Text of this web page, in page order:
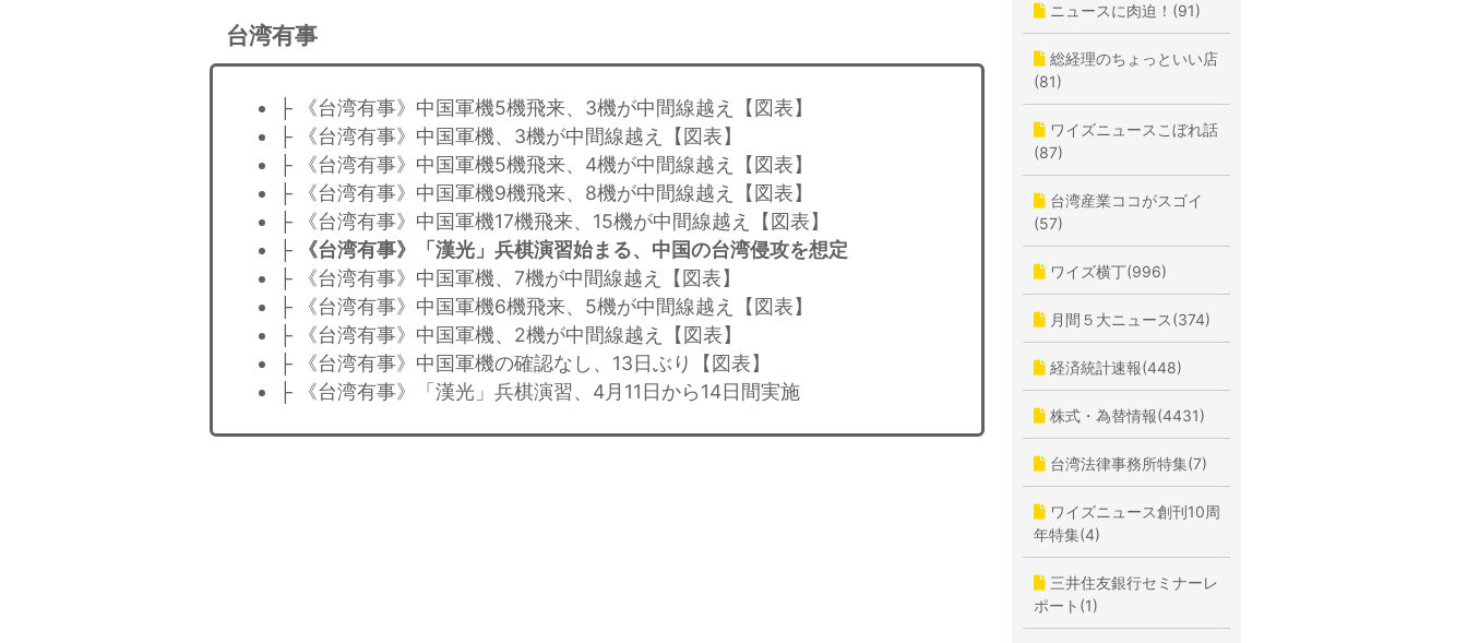
台湾有事
├ 《台湾有事》中国軍機5機飛来、3機が中間線越え【図表】
├ 《台湾有事》中国軍機、3機が中間線越え【図表】
├ 《台湾有事》中国軍機5機飛来、4機が中間線越え【図表】
├ 《台湾有事》中国軍機9機飛来、8機が中間線越え【図表】
├ 《台湾有事》中国軍機17機飛来、15機が中間線越え【図表】
├
《台湾有事》「漢光」兵棋演習始まる、中国の台湾侵攻を想定
├ 《台湾有事》中国軍機、7機が中間線越え【図表】
├ 《台湾有事》中国軍機6機飛来、5機が中間線越え【図表】
├ 《台湾有事》中国軍機、2機が中間線越え【図表】
├ 《台湾有事》中国軍機の確認なし、13日ぶり【図表】
├ 《台湾有事》「漢光」兵棋演習、4月11日から14日間実施
ニュースに肉迫！(91)
総経理のちょっといい店
(81)
ワイズニュースこぼれ話
(87)
台湾産業ココがスゴイ
(57)
ワイズ横丁(996)
月間５大ニュース(374)
経済統計速報(448)
株式・為替情報(4431)
台湾法律事務所特集(7)
ワイズニュース創刊10周
年特集(4)
三井住友銀行セミナーレ
ポート(1)